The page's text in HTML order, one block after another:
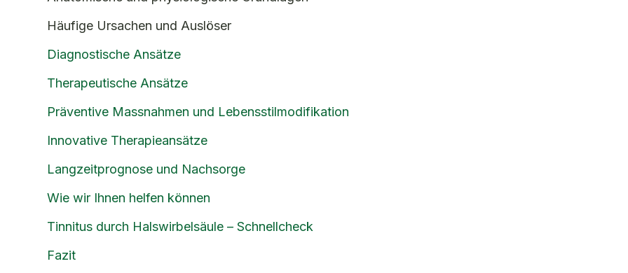
Häufige Ursachen und Auslöser
Diagnostische Ansätze
Therapeutische Ansätze
Präventive Massnahmen und Lebensstilmodifikation
Innovative Therapieansätze
Langzeitprognose und Nachsorge
Wie wir Ihnen helfen können
Tinnitus durch Halswirbelsäule – Schnellcheck
Fazit